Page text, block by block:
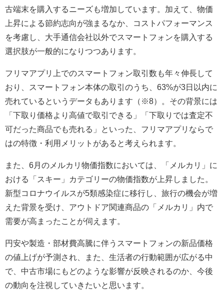
古端末を購入するニーズも増加しています。加えて、物価
上昇による節約志向が強まるなか、コストパフォーマンス
を考慮し、大手通信会社以外でスマートフォンを購入する
選択肢が一般的になりつつあります。
フリマアプリ上でのスマートフォン取引数も年々伸長して
おり、スマートフォン本体の取引のうち、63%が3日以内に
売れているというデータもあります（※8）。その背景には
「下取り価格より高値で取引できる」「下取りでは査定不
可だった商品でも売れる」といった、フリマアプリならで
はの特徴・利用メリットがあると考えられます。
また、6月のメルカリ物価指数においては、「メルカリ」に
おける「スキー」カテゴリーの物価指数が上昇しました。
新型コロナウイルスが5類感染症に移行し、旅行の機会が増
えた背景を受け、アウトドア関連商品の「メルカリ」内で
需要が高まったことが伺えます。
円安や製造・部材費高騰に伴うスマートフォンの新品価格
の値上げが予測され、また、生活者の行動範囲が広がる中
で、中古市場にもどのような影響が反映されるのか、今後
の動向を注視していきたいと思います。